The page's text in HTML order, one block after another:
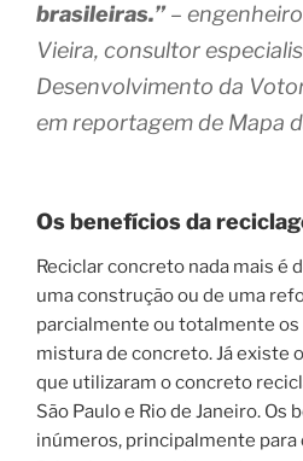
brasileiras.”–
Vieira, consultor
Desenvolvimento da
em reportagem de Mapa
Os benefícios da
Reciclar concreto nada mais é
uma construção ou de uma
parcialmente ou totalmente
mistura de concreto. Já existe
que utilizaram o concreto
São Paulo e Rio de Janeiro. Os
inúmeros, principalmente para